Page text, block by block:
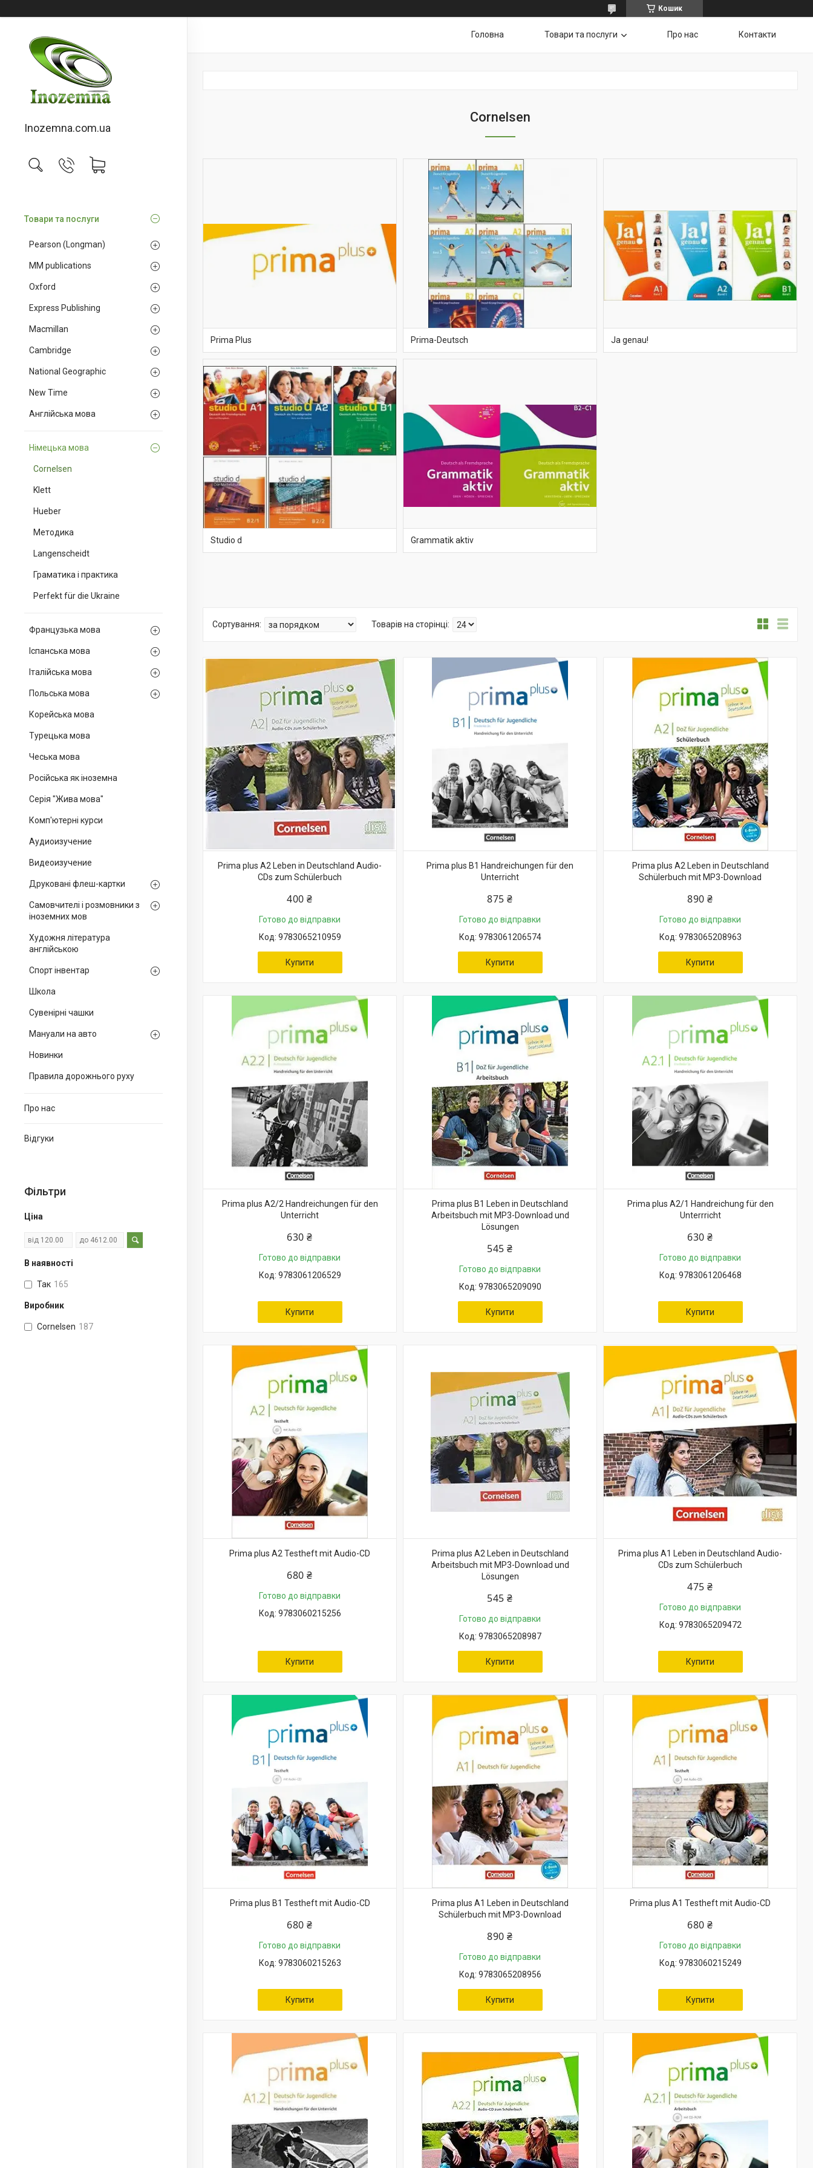
Кошик
Inozemna.com.ua
Товари та послуги
Pearson (Longman)
MM publications
Oxford
Express Publishing
Macmillan
Cambridge
National Geographic
New Time
Англійська мова
Німецька мова
Cornelsen
Klett
Hueber
Методика
Langenscheidt
Граматика і практика
Perfekt für die Ukraine
Французька мова
Іспанська мова
Італійська мова
Польська мова
Корейська мова
Турецька мова
Чеська мова
Російська як іноземна
Серія "Жива мова"
Комп'ютерні курси
Аудиоизучение
Видеоизучение
Друковані флеш-картки
Самовчителі і розмовники з
іноземних мов
Художня література
англійською
Спорт інвентар
Школа
Сувенірні чашки
Мануали на авто
Новинки
Правила дорожнього руху
Про нас
Відгуки
Фільтри
Ціна
В наявності
Так 165
Виробник
Cornelsen 187
Головна Товари та послуги Про нас Контакти
Cornelsen
Prima Plus Prima-Deutsch Ja genau!
Studio d Grammatik aktiv
Prima plus A2 Leben in Deutschland Audio-
CDs zum Schülerbuch
400 ₴
Готово до відправки
9783065210959
Купити
Prima plus B1 Handreichungen für den
Unterricht
875 ₴
Готово до відправки
9783061206574
Купити
Prima plus A2 Leben in Deutschland
Schülerbuch mit MP3-Download
890 ₴
Готово до відправки
9783065208963
Купити
Prima plus A2/2 Handreichungen für den
Unterricht
630 ₴
Готово до відправки
9783061206529
Купити
Prima plus B1 Leben in Deutschland
Arbeitsbuch mit MP3-Download und
Lösungen
545 ₴
Готово до відправки
9783065209090
Купити
Prima plus A2/1 Handreichung für den
Unterrricht
630 ₴
Готово до відправки
9783061206468
Купити
Prima plus A2 Testheft mit Audio-CD
680 ₴
Готово до відправки
9783060215256
Купити
Prima plus A2 Leben in Deutschland
Arbeitsbuch mit MP3-Download und
Lösungen
545 ₴
Готово до відправки
9783065208987
Купити
Prima plus A1 Leben in Deutschland Audio-
CDs zum Schülerbuch
475 ₴
Готово до відправки
9783065209472
Купити
Prima plus B1 Testheft mit Audio-CD
680 ₴
Готово до відправки
9783060215263
Купити
Prima plus A1 Leben in Deutschland
Schülerbuch mit MP3-Download
890 ₴
Готово до відправки
9783065208956
Купити
Prima plus A1 Testheft mit Audio-CD
680 ₴
Готово до відправки
9783060215249
Купити